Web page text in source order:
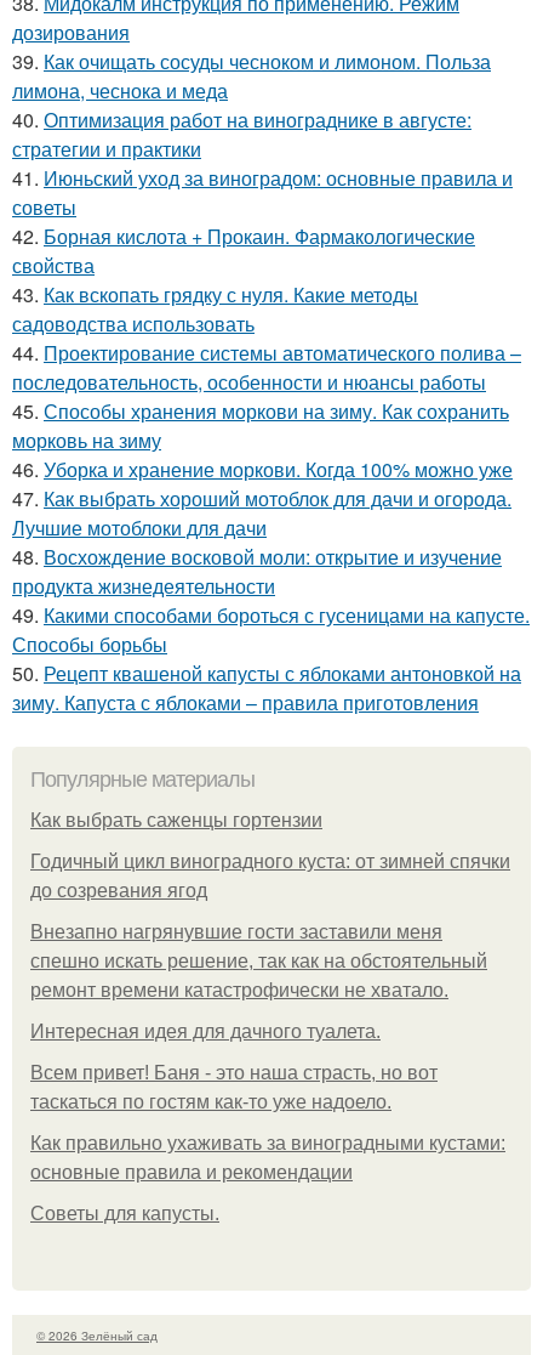
дозирования
39. Как очищать сосуды чесноком и лимоном. Польза
лимона, чеснока и меда
40. Оптимизация работ на винограднике в августе:
стратегии и практики
41. Июньский уход за виноградом: основные правила и
советы
42. Борная кислота + Прокаин. Фармакологические
свойства
43. Как вскопать грядку с нуля. Какие методы
садоводства использовать
44. Проектирование системы автоматического полива –
последовательность, особенности и нюансы работы
45. Способы хранения моркови на зиму. Как сохранить
морковь на зиму
46. Уборка и хранение моркови. Когда 100% можно уже
47. Как выбрать хороший мотоблок для дачи и огорода.
Лучшие мотоблоки для дачи
48. Восхождение восковой моли: открытие и изучение
продукта жизнедеятельности
49. Какими способами бороться с гусеницами на капусте.
Способы борьбы
50. Рецепт квашеной капусты с яблоками антоновкой на
зиму. Капуста с яблоками – правила приготовления
Популярные материалы
Как выбрать саженцы гортензии
Годичный цикл виноградного куста: от зимней спячки
до созревания ягод
Внезапно нагрянувшие гости заставили меня
спешно искать решение, так как на обстоятельный
ремонт времени катастрофически не хватало.
Интересная идея для дачного туалета.
Всем привет! Баня - это наша страсть, но вот
таскаться по гостям как-то уже надоело.
Как правильно ухаживать за виноградными кустами:
основные правила и рекомендации
Советы для капусты.
© 2026 Зелёный сад